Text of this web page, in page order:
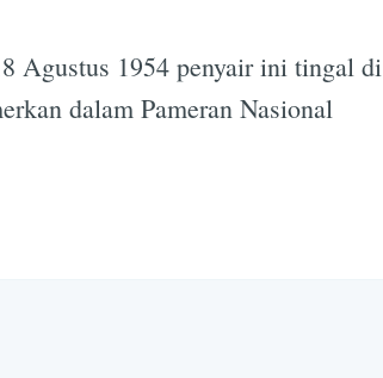
Agustus 1954 penyair ini tingal di
dalam Pameran Nasional